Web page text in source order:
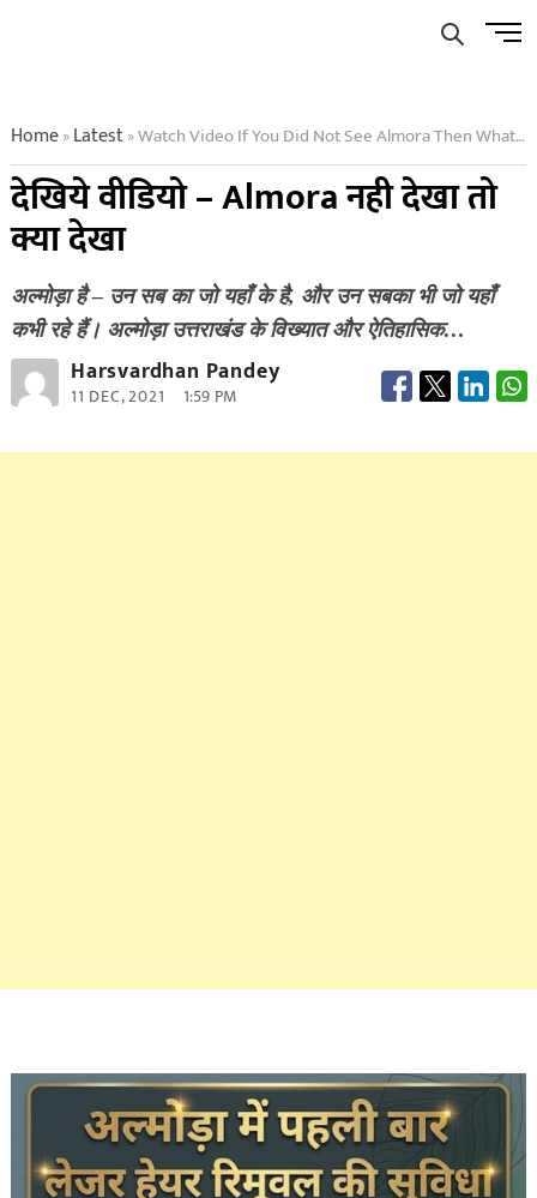
Menu
Home»Latest»Watch Video If You Did Not See Almora Then What Did You See
देखिये वीडियो – Almora नही देखा तो
क्या देखा
अल्मोड़ा है – उन सब का जो यहाँ के है, और उन सबका भी जो यहाँ
कभी रहे हैं। अल्मोड़ा उत्तराखंड के विख्यात और ऐतिहासिक…
Harsvardhan Pandey
11 DEC, 2021 1:59 PM